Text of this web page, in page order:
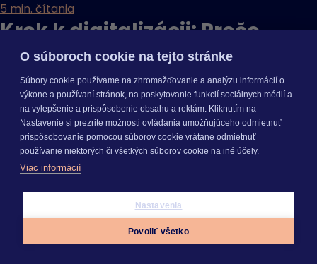
5 min. čítania
Krok k digitalizácii: Prečo
meníme prihlasovanie do
programov?
Zistiť viac
SEGMENTY
Malý podnikateľFirmaStavebníctvoÚčtovná firma
O súboroch cookie na tejto stránke
Súbory cookie používame na zhromažďovanie a analýzu informácií o
výkone a používaní stránok, na poskytovanie funkcií sociálnych médií a
na vylepšenie a prispôsobenie obsahu a reklám. Kliknutím na
Nastavenie si prezrite možnosti ovládania umožňujúceho odmietnuť
prispôsobovanie pomocou súborov cookie vrátane odmietnuť
používanie niektorých či všetkých súborov cookie na iné účely.
Viac informácií
Nastavenia
Povoliť všetko